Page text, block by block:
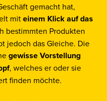
gemacht hat,
miteinem Klick auf das
bestimmten Produkten
jedoch das Gleiche. Die
gewisse Vorstellung
, welches er oder sie
finden möchte.